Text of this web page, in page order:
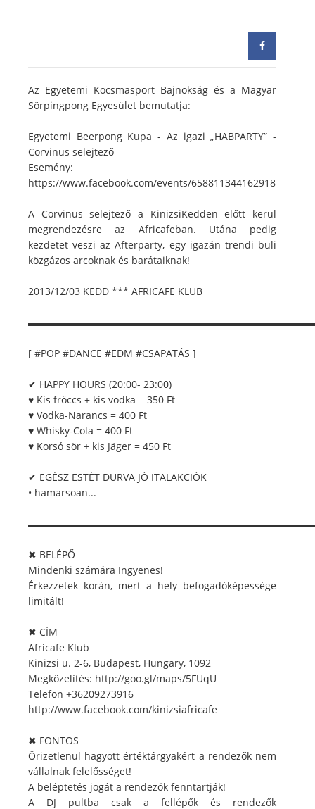
Az Egyetemi Kocsmasport Bajnokság és a Magyar
Sörpingpong Egyesület bemutatja:
Egyetemi Beerpong Kupa - Az igazi „HABPARTY” -
Corvinus selejtező
Esemény:
https://www.facebook.com/events/658811344162918
A Corvinus selejtező a KinizsiKedden előtt kerül
megrendezésre az Africafeban. Utána pedig
kezdetet veszi az Afterparty, egy igazán trendi buli
közgázos arcoknak és barátaiknak!
2013/12/03 KEDD *** AFRICAFE KLUB
[ #POP #DANCE #EDM #CSAPATÁS ]
✔ HAPPY HOURS (20:00- 23:00)
♥ Kis fröccs + kis vodka = 350 Ft
♥ Vodka-Narancs = 400 Ft
♥ Whisky-Cola = 400 Ft
♥ Korsó sör + kis Jäger = 450 Ft
✔ EGÉSZ ESTÉT DURVA JÓ ITALAKCIÓK
• hamarsoan...
✖ BELÉPŐ
Mindenki számára Ingyenes!
Érkezzetek korán, mert a hely befogadóképessége
limitált!
✖ CÍM
Africafe Klub
Kinizsi u. 2-6, Budapest, Hungary, 1092
Megközelítés: http://goo.gl/maps/5FUqU
Telefon +36209273916
http://www.facebook.com/kinizsiafricafe
✖ FONTOS
Őrizetlenül hagyott értéktárgyakért a rendezők nem
vállalnak felelősséget!
A beléptetés jogát a rendezők fenntartják!
A DJ pultba csak a fellépők és rendezők